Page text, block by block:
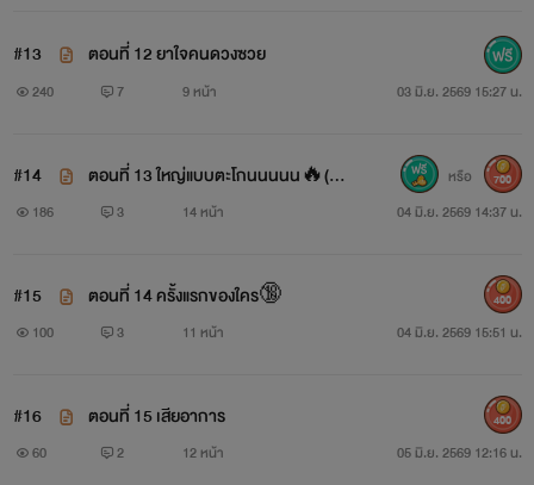
#13 ตอนที่ 12 ยาใจคนดวงซวย
240 7 9 หน้า 03 มิ.ย. 2569 15:27 น.
#14
ตอนที่ 13 ใหญ่แบบตะโกนนนนน🔥(มีรู
ป)
186 3 14 หน้า 04 มิ.ย. 2569 14:37 น.
หรือ 700
#15 ตอนที่ 14 ครั้งแรกของใคร🔞
100 3 11 หน้า 04 มิ.ย. 2569 15:51 น.
400
#16 ตอนที่ 15 เสียอาการ
60 2 12 หน้า 05 มิ.ย. 2569 12:16 น.
400